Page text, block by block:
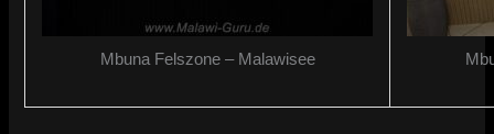
Mbuna Felszone – Malawisee